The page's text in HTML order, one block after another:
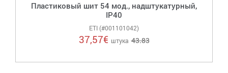
Пластиковый шит 54 мод., надштукатурный,
IP40
ETI (#001101042)
37,57€ штука 43.83